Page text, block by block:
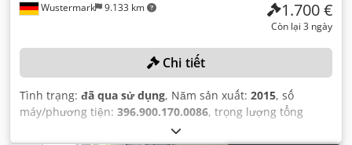
Wustermark 9.133 km 1.700 €
Còn lại 3 ngày
Chi tiết
Tình trạng: đã qua sử dụng, Năm sản xuất: 2015, số
máy/phương tiện: 396.900.170.0086, trọng lượng tổng